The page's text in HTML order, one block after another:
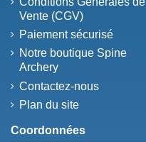
Vente (CGV)
Paiement sécurisé
Notre boutique Spine
Archery
Contactez-nous
Plan du site
Coordonnées